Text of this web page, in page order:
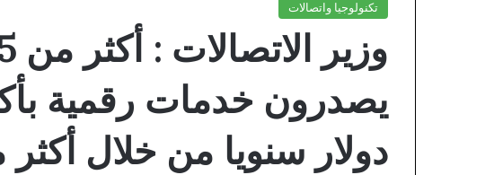
تكنولوجيا واتصالات